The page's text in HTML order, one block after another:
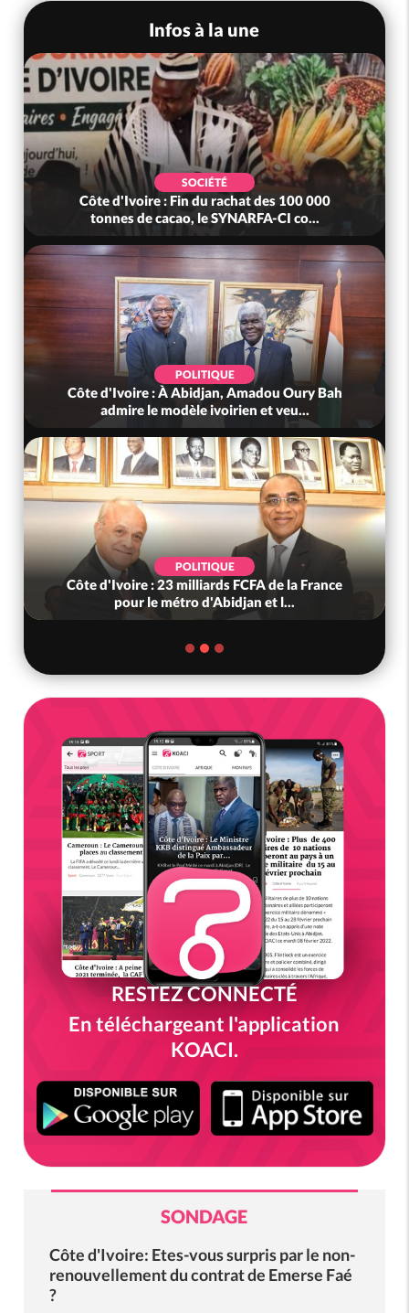
Infos à la une
SOCIÉTÉ
Côte d'Ivoire : Fin du rachat des 100 000
tonnes de cacao, le SYNARFA-CI co...
POLITIQUE
Côte d'Ivoire : À Abidjan, Amadou Oury Bah
admire le modèle ivoirien et veu...
POLITIQUE
Côte d'Ivoire : 23 milliards FCFA de la France
pour le métro d'Abidjan et l...
RESTEZ CONNECTÉ
En téléchargeant l'application
KOACI.
SONDAGE
Côte d'Ivoire: Etes-vous surpris par le non-
renouvellement du contrat de Emerse Faé
?